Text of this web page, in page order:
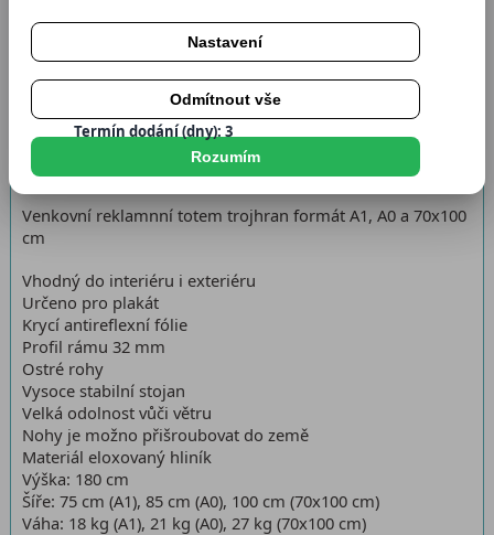
Katalogové číslo:RT3H
Termín dodání (dny): 3
Skladem
Venkovní reklamnní totem trojhran formát A1, A0 a 70x100
cm
Vhodný do interiéru i exteriéru
Určeno pro plakát
Krycí antireflexní fólie
Profil rámu 32 mm
Ostré rohy
Vysoce stabilní stojan
Velká odolnost vůči větru
Nohy je možno přišroubovat do země
Materiál eloxovaný hliník
Výška: 180 cm
Šíře: 75 cm (A1), 85 cm (A0), 100 cm (70x100 cm)
Váha: 18 kg (A1), 21 kg (A0), 27 kg (70x100 cm)
Nastavení
Odmítnout vše
Rozumím